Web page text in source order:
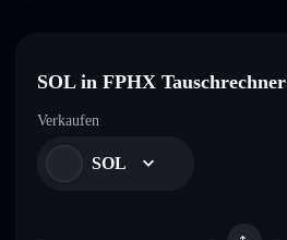
SOL in FPHX Tauschrechner
Verkaufen
SOL